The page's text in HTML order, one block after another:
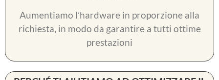
Aumentiamo l’hardware in proporzione alla
richiesta, in modo da garantire a tutti ottime
prestazioni